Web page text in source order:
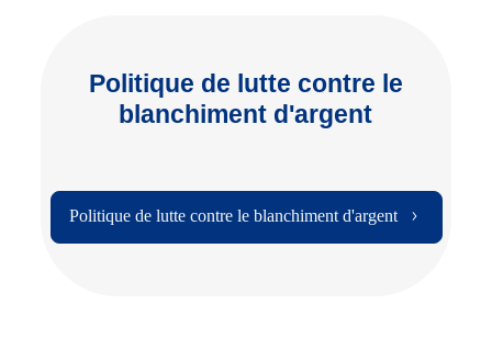
Politique de lutte contre le
blanchiment d'argent
Politique de lutte contre le blanchiment d'argent